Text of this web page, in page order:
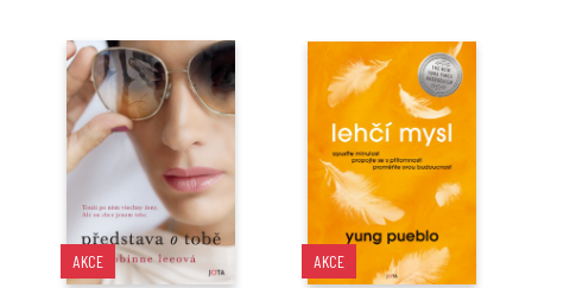
AKCE AKCE